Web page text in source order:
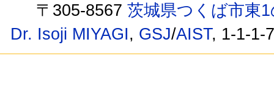
〒305-8567茨城県つくば市東
Dr. Isoji MIYAGI, GSJ/AIST, 1-1-1-